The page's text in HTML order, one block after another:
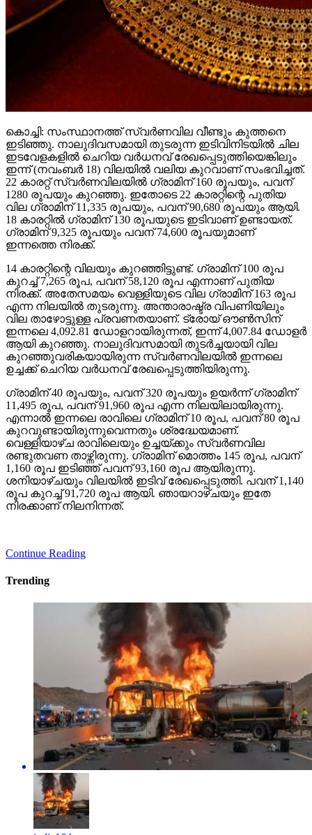
കൊച്ചി: സംസ്ഥാനത്ത് സ്വര്‍ണവില വീണ്ടും കുത്തനെ
ഇടിഞ്ഞു. നാലുദിവസമായി തുടരുന്ന ഇടിവിനിടയില്‍ ചില
ഇടവേളകളില്‍ ചെറിയ വര്‍ധനവ് രേഖപ്പെടുത്തിയെങ്കിലും
ഇന്ന് (നവംബര്‍ 18) വിലയില്‍ വലിയ കുറവാണ് സംഭവിച്ചത്.
22 കാരറ്റ് സ്വര്‍ണവിലയില്‍ ഗ്രാമിന് 160 രൂപയും, പവന്
1280 രൂപയും കുറഞ്ഞു. ഇതോടെ 22 കാരറ്റിന്റെ പുതിയ
വില ഗ്രാമിന് 11,335 രൂപയും, പവന് 90,680 രൂപയും ആയി.
18 കാരറ്റില്‍ ഗ്രാമിന് 130 രൂപയുടെ ഇടിവാണ് ഉണ്ടായത്.
ഗ്രാമിന് 9,325 രൂപയും പവന് 74,600 രൂപയുമാണ്
ഇന്നത്തെ നിരക്ക്.
14 കാരറ്റിന്റെ വിലയും കുറഞ്ഞിട്ടുണ്ട്. ഗ്രാമിന് 100 രൂപ
കുറച്ച് 7,265 രൂപ, പവന് 58,120 രൂപ എന്നാണ് പുതിയ
നിരക്ക്. അതേസമയം വെള്ളിയുടെ വില ഗ്രാമിന് 163 രൂപ
എന്ന നിലയില്‍ തുടരുന്നു. അന്താരാഷ്ട്ര വിപണിയിലും
വില താഴോട്ടുള്ള പ്രവണതയാണ്. ട്രോയ് ഔണ്‍സിന്
ഇന്നലെ 4,092.81 ഡോളറായിരുന്നത്, ഇന്ന് 4,007.84 ഡോളര്‍
ആയി കുറഞ്ഞു. നാലുദിവസമായി തുടര്‍ച്ചയായി വില
കുറഞ്ഞുവരികയായിരുന്ന സ്വര്‍ണവിലയില്‍ ഇന്നലെ
ഉച്ചക്ക് ചെറിയ വര്‍ധനവ് രേഖപ്പെടുത്തിയിരുന്നു.
ഗ്രാമിന് 40 രൂപയും, പവന് 320 രൂപയും ഉയര്‍ന്ന് ഗ്രാമിന്
11,495 രൂപ, പവന് 91,960 രൂപ എന്ന നിലയിലായിരുന്നു.
എന്നാല്‍ ഇന്നലെ രാവിലെ ഗ്രാമിന് 10 രൂപ, പവന് 80 രൂപ
കുറവുണ്ടായിരുന്നുവെന്നതും ശ്രദ്ധേയമാണ്.
വെള്ളിയാഴ്ച രാവിലെയും ഉച്ചയ്ക്കും സ്വര്‍ണവില
രണ്ടുതവണ താഴ്ന്നിരുന്നു. ഗ്രാമിന് മൊത്തം 145 രൂപ, പവന്
1,160 രൂപ ഇടിഞ്ഞ് പവന് 93,160 രൂപ ആയിരുന്നു.
ശനിയാഴ്ചയും വിലയില്‍ ഇടിവ് രേഖപ്പെടുത്തി. പവന് 1,140
രൂപ കുറച്ച് 91,720 രൂപ ആയി. ഞായറാഴ്ചയും ഇതേ
നിരക്കാണ് നിലനിന്നത്.
Continue Reading
Trending